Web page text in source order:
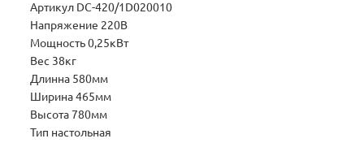
Артикул DC-420/1D020010
Напряжение 220В
Мощность 0,25кВт
Вес 38кг
Длинна 580мм
Ширина 465мм
Высота 780мм
Тип настольная